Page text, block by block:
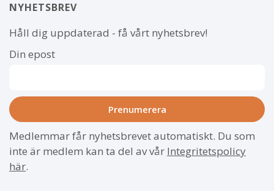
NYHETSBREV
Håll dig uppdaterad - få vårt nyhetsbrev!
Din epost
Medlemmar får nyhetsbrevet automatiskt. Du som
inte är medlem kan ta del av vår Integritetspolicy
här.